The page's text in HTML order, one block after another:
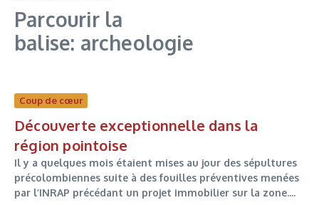
Parcourir la
balise: archeologie
Coup de cœur
Découverte exceptionnelle dans la
région pointoise
Il y a quelques mois étaient mises au jour des sépultures
précolombiennes suite à des fouilles préventives menées
par l’INRAP précédant un projet immobilier sur la zone....